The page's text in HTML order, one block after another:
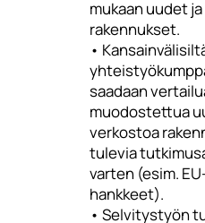
mukaan uudet
rakennukset.
•
saadaan
muodostettua
verkostoa
tulevia
varten (esim.
hankkeet).
• Selvitystyön